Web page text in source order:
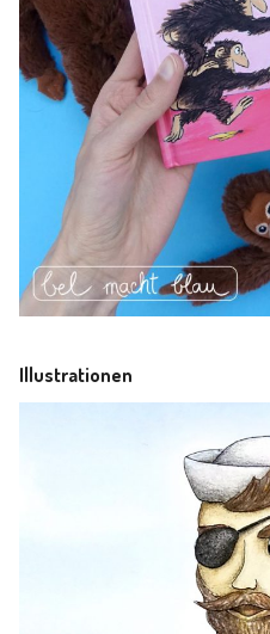
Illustrationen